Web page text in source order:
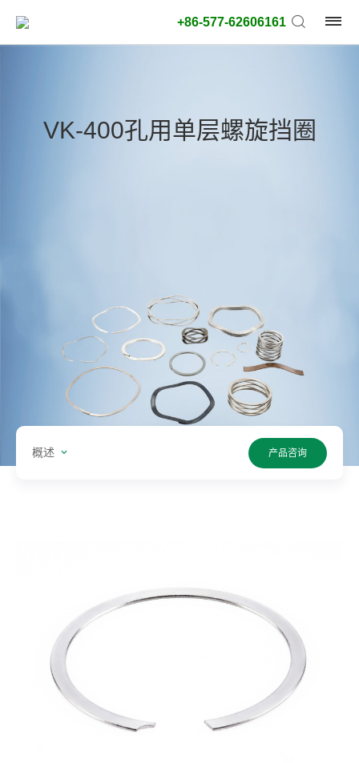
+86-577-62606161
类
索
类
型:
单
位:
品
VK-400孔用单层螺旋挡圈
概述 产品咨询